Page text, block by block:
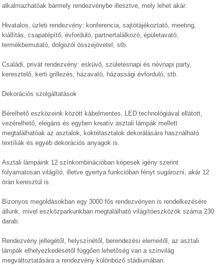
alkalmazhatóak bármely rendezvénybe illesztve, mely lehet akár:
Hivatalos, üzleti rendezvény: konferencia, sajtótájékoztató, meeting,
kiállítás, csapatépítő, évforduló, partnertalálkozó, épületavató,
termékbemutató, dolgozói összejövetel, stb.
Családi, privát rendezvény: esküvő, születésnapi és névnapi party,
keresztelő, kerti grillezés, házavató, házassági évforduló, stb.
Dekorációs szolgáltatások
Bérelhető eszközeink között kábelmentes, LED technológiával ellátott,
vezérelhető, elegáns és egyben kreatív asztali lámpák mellett
megtalálhatóak az asztalok, koktélasztalok dekorálására használható
textíliák és egyéb dekorációs anyagok is.
Asztali lámpáink 12 színkombinációban képesek igény szerint
folyamatosan világító, illetve gyertya funkcióban fényt sugározni, akár 12
órán keresztül is.
Bizonyos megoldásokban egy 3000 fős rendezvényen is rendelkezésére
állunk, mivel eszközparkunkban megtalálható világítóeszközök száma 230
darab.
Rendezvény jellegétől, helyszínétől, berendezési elemeitől, az asztali
lámpák elhelyezkedésétől függően lehetőség van a színvilág
megváltoztatására a rendezvény különböző stádiumában.